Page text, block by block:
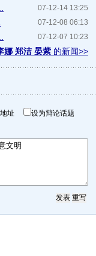
07-12-14 13:25
07-12-08 06:13
07-12-07 10:23
娜 郑洁 晏紫的新闻>>
地址 设为辩论话题